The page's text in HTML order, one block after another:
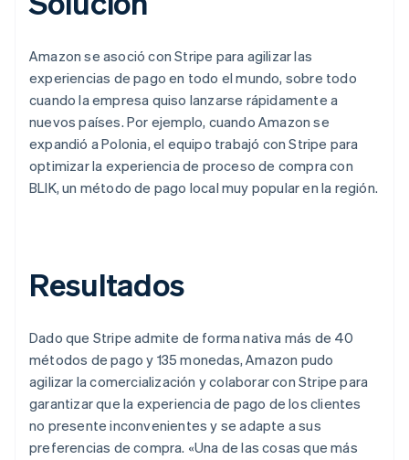
Amazon se asoció con Stripe para agilizar las
experiencias de pago en todo el mundo, sobre todo
cuando la empresa quiso lanzarse rápidamente a
nuevos países. Por ejemplo, cuando Amazon se
expandió a Polonia, el equipo trabajó con Stripe para
optimizar la experiencia de proceso de compra con
BLIK, un método de pago local muy popular en la región.
Resultados
Dado que Stripe admite de forma nativa más de 40
métodos de pago y 135 monedas, Amazon pudo
agilizar la comercialización y colaborar con Stripe para
garantizar que la experiencia de pago de los clientes
no presente inconvenientes y se adapte a sus
preferencias de compra. «Una de las cosas que más